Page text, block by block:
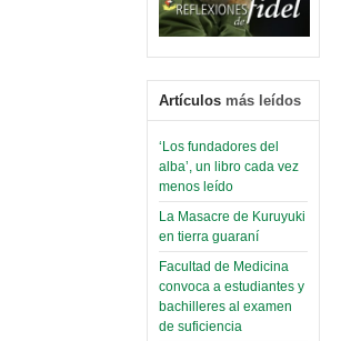
Artículos más leídos
‘Los fundadores del
alba’, un libro cada vez
menos leído
La Masacre de Kuruyuki
en tierra guaraní
Facultad de Medicina
convoca a estudiantes y
bachilleres al examen
de suficiencia